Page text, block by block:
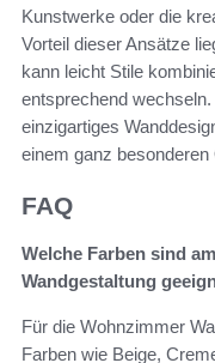
Kunstwerke oder die
Vorteil dieser Ansätze
kann leicht Stile
entsprechend
einzigartiges
einem ganz besonderen
FAQ
Welche Farben sind
Wandgestaltung
Für die Wohnzimmer
Farben wie Beige,